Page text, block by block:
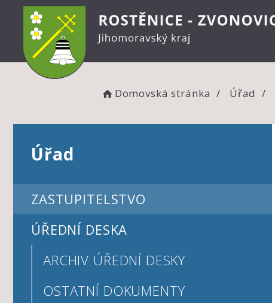
Domovská stránka Úřad
Úřad
ZASTUPITELSTVO
ÚŘEDNÍ DESKA
ARCHIV ÚŘEDNÍ DESKY
OSTATNÍ DOKUMENTY